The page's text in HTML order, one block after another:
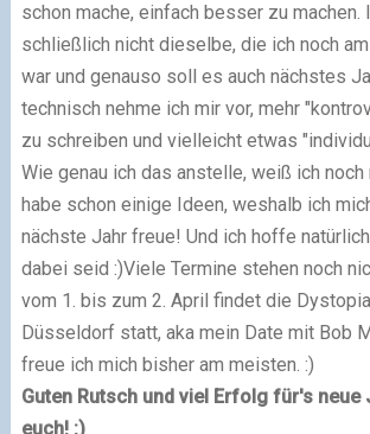
schon mache, einfach besser zu machen.
schließlich nicht dieselbe, die ich noch
war und genauso soll es auch nächstes
technisch nehme ich mir vor, mehr
zu schreiben und vielleicht etwas
Wie genau ich das anstelle, weiß ich noch
habe schon einige Ideen, weshalb ich
nächste Jahr freue! Und ich hoffe
dabei seid :)Viele Termine stehen noch
vom 1. bis zum 2. April findet die
Düsseldorf statt, aka mein Date mit Bob
freue ich mich bisher am meisten. :)
Guten Rutsch und viel Erfolg für's neue
euch! :)